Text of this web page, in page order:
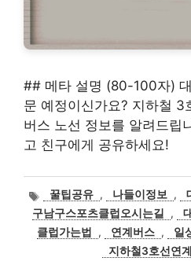
## 메타 설명 (80-100자)
문 예정이신가요? 지하철 3
버스 노선 정보를 알려드립
고 친구에게 공유하세요!
태
그
꿀팁공유 , 나들이정보 ,
구남구스포츠클럽오시는길
,
클럽가는법
, 연계버스 , 일
지하철3호선연